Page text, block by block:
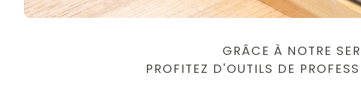
GRÂCE À NOTRE
PROFITEZ D'OUTILS DE